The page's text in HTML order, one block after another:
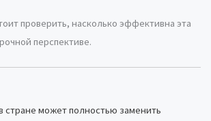
проверить, насколько эффективна эта
перспективе.
стране может полностью заменить